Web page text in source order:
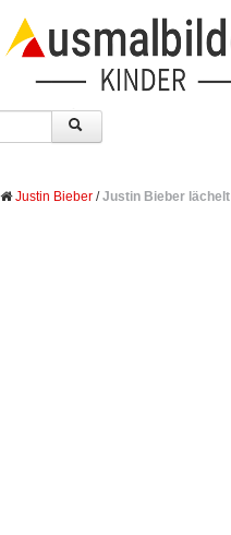
Justin Bieber /Justin Bieber lächelt